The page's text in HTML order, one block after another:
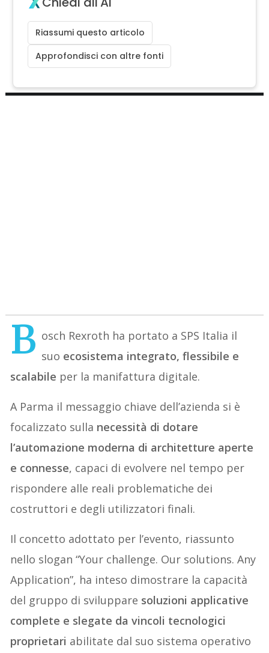
Riassumi questo articolo
Approfondisci con altre fonti
B osch Rexroth ha portato a SPS Italia il
suo ecosistema integrato, flessibile e
scalabile per la manifattura digitale.
A Parma il messaggio chiave dell’azienda si è
focalizzato sulla necessità di dotare
l’automazione moderna di architetture aperte
e connesse, capaci di evolvere nel tempo per
rispondere alle reali problematiche dei
costruttori e degli utilizzatori finali.
Il concetto adottato per l’evento, riassunto
nello slogan “Your challenge. Our solutions. Any
Application”, ha inteso dimostrare la capacità
del gruppo di sviluppare soluzioni applicative
complete e slegate da vincoli tecnologici
proprietari abilitate dal suo sistema operativo